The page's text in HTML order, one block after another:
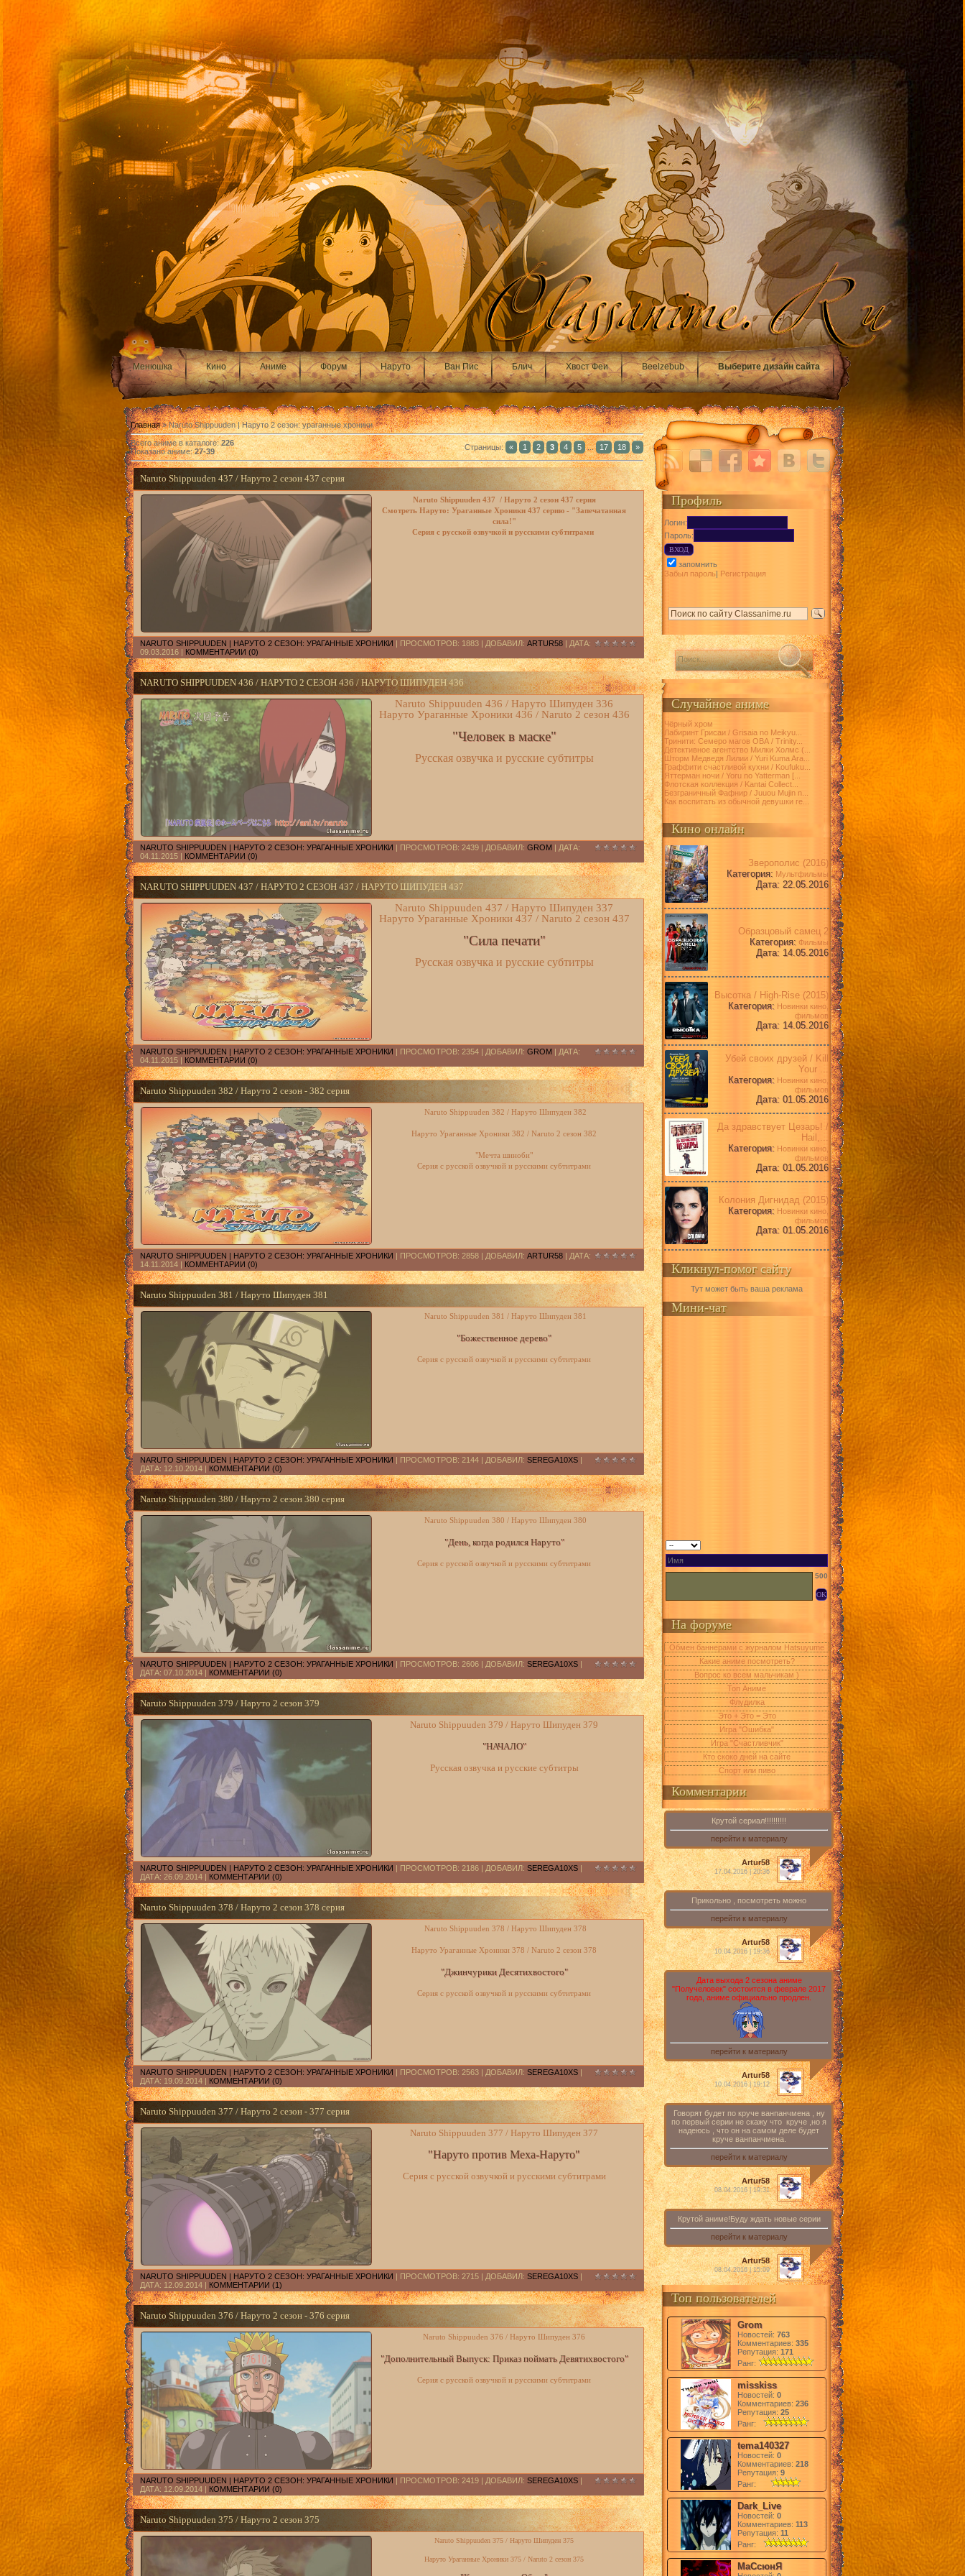
Менюшка Кино Аниме Форум Наруто Ван Пис Блич Хвост Феи Beelzebub Выберите дизайн сайта
Главная»Naruto Shippuuden | Наруто 2 сезон: ураганные хроники
Всего аниме в каталоге:226
Показано аниме:27-39 Страницы: « 1 2 3 4 5 ... 17 18 »
Naruto Shippuuden 437 / Наруто 2 сезон 437 серия
Naruto Shippuuden 437 / Наруто 2 сезон 437 cерия
Смотреть Наруто: Ураганные Хроники 437 серию - "Запечатанная
сила!"
Серия с русской озвучкой и русскими субтитрами
NARUTO SHIPPUUDEN | НАРУТО 2 СЕЗОН: УРАГАННЫЕ ХРОНИКИ | ПРОСМОТРОВ: 1883 | ДОБАВИЛ: ARTUR58 | ДАТА:
09.03.2016 | КОММЕНТАРИИ (0)
NARUTO SHIPPUUDEN 436 / НАРУТО 2 СЕЗОН 436 / НАРУТО ШИПУДЕН 436
Naruto Shippuuden 436 / Наруто Шипуден 336
Наруто Ураганные Хроники 436 / Naruto 2 сезон 436
"Человек в маске"
Русская озвучка и русские субтитры
NARUTO SHIPPUUDEN | НАРУТО 2 СЕЗОН: УРАГАННЫЕ ХРОНИКИ | ПРОСМОТРОВ: 2439 | ДОБАВИЛ: GROM | ДАТА:
04.11.2015 | КОММЕНТАРИИ (0)
NARUTO SHIPPUUDEN 437 / НАРУТО 2 СЕЗОН 437 / НАРУТО ШИПУДЕН 437
Naruto Shippuuden 437 / Наруто Шипуден 337
Наруто Ураганные Хроники 437 / Naruto 2 сезон 437
"Сила печати"
Русская озвучка и русские субтитры
NARUTO SHIPPUUDEN | НАРУТО 2 СЕЗОН: УРАГАННЫЕ ХРОНИКИ | ПРОСМОТРОВ: 2354 | ДОБАВИЛ: GROM | ДАТА:
04.11.2015 | КОММЕНТАРИИ (0)
Naruto Shippuuden 382 / Наруто 2 сезон - 382 серия
Naruto Shippuuden 382 / Наруто Шипуден 382
Наруто Ураганные Хроники 382 / Naruto 2 сезон 382
"Мечта шиноби"
Серия с русской озвучкой и русскими субтитрами
NARUTO SHIPPUUDEN | НАРУТО 2 СЕЗОН: УРАГАННЫЕ ХРОНИКИ | ПРОСМОТРОВ: 2858 | ДОБАВИЛ: ARTUR58 | ДАТА:
14.11.2014 | КОММЕНТАРИИ (0)
Naruto Shippuuden 381 / Наруто Шипуден 381
Naruto Shippuuden 381 / Наруто Шипуден 381
"Божественное дерево"
Серия с русской озвучкой и русскими субтитрами
NARUTO SHIPPUUDEN | НАРУТО 2 СЕЗОН: УРАГАННЫЕ ХРОНИКИ | ПРОСМОТРОВ: 2144 | ДОБАВИЛ: SEREGA10XS |
ДАТА: 12.10.2014 | КОММЕНТАРИИ (0)
Naruto Shippuuden 380 / Наруто 2 сезон 380 серия
Naruto Shippuuden 380 / Наруто Шипуден 380
"День, когда родился Наруто"
Серия с русской озвучкой и русскими субтитрами
NARUTO SHIPPUUDEN | НАРУТО 2 СЕЗОН: УРАГАННЫЕ ХРОНИКИ | ПРОСМОТРОВ: 2606 | ДОБАВИЛ: SEREGA10XS |
ДАТА: 07.10.2014 | КОММЕНТАРИИ (0)
Naruto Shippuuden 379 / Наруто 2 сезон 379
Naruto Shippuuden 379 / Наруто Шипуден 379
"НАЧАЛО"
Русская озвучка и русские субтитры
NARUTO SHIPPUUDEN | НАРУТО 2 СЕЗОН: УРАГАННЫЕ ХРОНИКИ | ПРОСМОТРОВ: 2186 | ДОБАВИЛ: SEREGA10XS |
ДАТА: 26.09.2014 | КОММЕНТАРИИ (0)
Naruto Shippuuden 378 / Наруто 2 сезон 378 серия
Naruto Shippuuden 378 / Наруто Шипуден 378
Наруто Ураганные Хроники 378 / Naruto 2 сезон 378
"Джинчурики Десятихвостого"
Серия с русской озвучкой и русскими субтитрами
NARUTO SHIPPUUDEN | НАРУТО 2 СЕЗОН: УРАГАННЫЕ ХРОНИКИ | ПРОСМОТРОВ: 2563 | ДОБАВИЛ: SEREGA10XS |
ДАТА: 19.09.2014 | КОММЕНТАРИИ (0)
Naruto Shippuuden 377 / Наруто 2 сезон - 377 серия
Naruto Shippuuden 377 / Наруто Шипуден 377
"Наруто против Меха-Наруто"
Серия с русской озвучкой и русскими субтитрами
NARUTO SHIPPUUDEN | НАРУТО 2 СЕЗОН: УРАГАННЫЕ ХРОНИКИ | ПРОСМОТРОВ: 2715 | ДОБАВИЛ: SEREGA10XS |
ДАТА: 12.09.2014 | КОММЕНТАРИИ (1)
Naruto Shippuuden 376 / Наруто 2 сезон - 376 серия
Naruto Shippuuden 376 / Наруто Шипуден 376
"Дополнительный Выпуск: Приказ поймать Девятихвостого"
Серия с русской озвучкой и русскими субтитрами
NARUTO SHIPPUUDEN | НАРУТО 2 СЕЗОН: УРАГАННЫЕ ХРОНИКИ | ПРОСМОТРОВ: 2419 | ДОБАВИЛ: SEREGA10XS |
ДАТА: 12.09.2014 | КОММЕНТАРИИ (0)
Naruto Shippuuden 375 / Наруто 2 сезон 375
Naruto Shippuuden 375 / Наруто Шипуден 375
Наруто Ураганные Хроники 375 / Naruto 2 сезон 375
Профиль
Логин:
Пароль:
запомнить
Забыл пароль| Регистрация
Случайное аниме
Чёрный хром
Лабиринт Грисаи / Grisaia no Meikyu...
Тринити: Семеро магов ОВА / Trinity...
Детективное агентство Милки Холмс (...
Шторм Медведя Лилии / Yuri Kuma Ara...
Граффити счастливой кухни / Koufuku...
Яттерман ночи / Yoru no Yatterman [...
Флотская коллекция / Kantai Collect...
Безграничный Фафнир / Juuou Mujin n...
Как воспитать из обычной девушки ге...
Кино онлайн
Зверополис (2016)
Категория: Мультфильмы
Дата: 22.05.2016
Образцовый самец 2
Категория: Фильмы
Дата: 14.05.2016
Высотка / High-Rise (2015)
Категория: Новинки кино,
фильмов
Дата: 14.05.2016
Убей своих друзей / Kill
Your ...
Категория: Новинки кино,
фильмов
Дата: 01.05.2016
Да здравствует Цезарь! /
Hail,...
Категория: Новинки кино,
фильмов
Дата: 01.05.2016
Колония Дигнидад (2015)
Категория: Новинки кино,
фильмов
Дата: 01.05.2016
Кликнул-помог сайту
Тут может быть ваша реклама
Мини-чат
500
На форуме
Обмен баннерами с журналом Hatsuyume
Какие аниме посмотреть?
Вопрос ко всем мальчикам )
Топ Аниме
Флудилка
Это + Это = Это
Игра "Ошибка"
Игра "Счастливчик"
Кто скоко дней на сайте
Спорт или пиво
Комментарии
Крутой сериал!!!!!!!!!!
перейти к материалу
Artur58
17.04.2016 | 20:36
Прикольно , посмотреть можно
перейти к материалу
Artur58
10.04.2016 | 19:36
Дата выхода 2 сезона аниме
"Получеловек" состоится в феврале 2017
года, аниме официально продлен.
перейти к материалу
Artur58
10.04.2016 | 19:12
Говорят будет по круче ванпанчмена , ну
по первый серии не скажу что круче ,но я
надеюсь , что он на самом деле будет
круче ванпанчмена.
перейти к материалу
Artur58
08.04.2016 | 19:31
Крутой аниме!Буду ждать новые серии
перейти к материалу
Artur58
08.04.2016 | 15:09
Топ пользователей
Grom
Новостей: 763
Комментариев: 335
Репутация: 171
Ранг:
misskiss
Новостей: 0
Комментариев: 236
Репутация: 25
Ранг:
tema140327
Новостей: 0
Комментариев: 218
Репутация: 9
Ранг:
Dark_Live
Новостей: 0
Комментариев: 113
Репутация: 11
Ранг:
МаСсюнЯ